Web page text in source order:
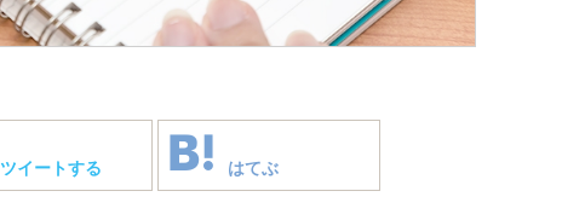
ツイートする はてぶ